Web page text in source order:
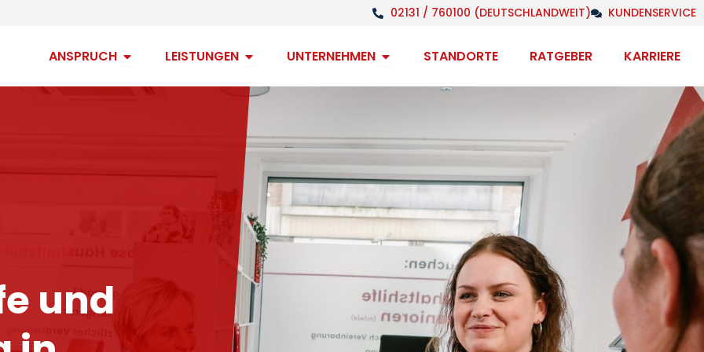
02131 / 760100 (DEUTSCHLANDWEIT) KUNDENSERVICE
ANSPRUCH Open Anspruch
LEISTUNGEN Open Leistungen
UNTERNEHMEN Open Unternehmen
STANDORTE RATGEBER KARRIERE
und